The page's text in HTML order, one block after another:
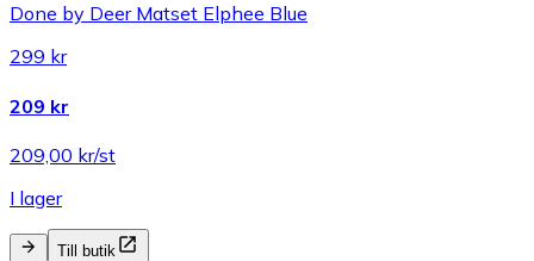
Done by Deer Matset Elphee Blue
299 kr
209 kr
209,00 kr/st
I lager
Till butik